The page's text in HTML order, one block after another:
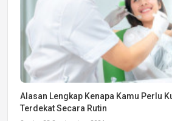
Alasan Lengkap Kenapa Kamu Perlu
Terdekat Secara Rutin